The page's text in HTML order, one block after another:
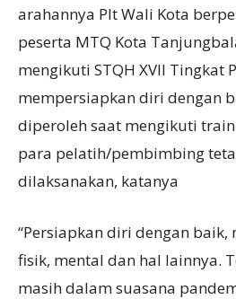
arahannya Plt Wali Kota
peserta MTQ Kota
mengikuti STQH XVII Tingkat
mempersiapkan diri dengan
diperoleh saat mengikuti
para pelatih/pembimbing
dilaksanakan, katanya
“Persiapkan diri dengan
fisik, mental dan hal lainnya.
masih dalam suasana